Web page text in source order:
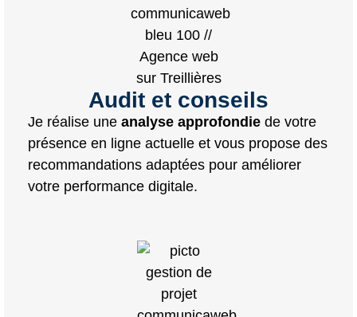
Audit et conseils
Je réalise une analyse approfondie de votre
présence en ligne actuelle et vous propose des
recommandations adaptées pour améliorer
votre performance digitale.